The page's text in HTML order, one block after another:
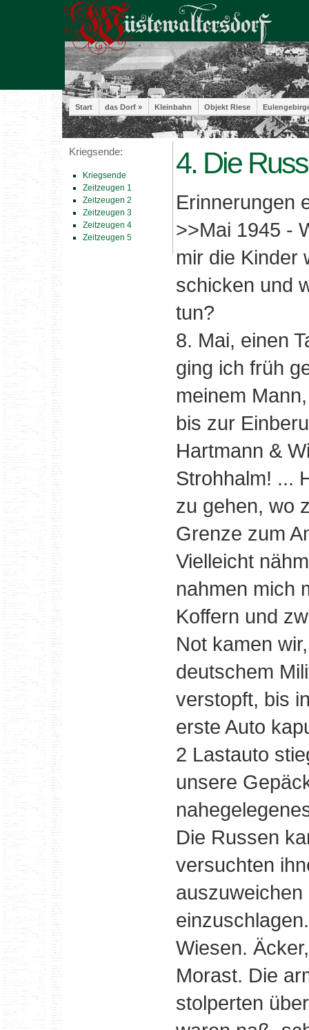
Start das Dorf » Kleinbahn Objekt Riese
Kriegsende:
Kriegsende
Zeitzeugen 1
Zeitzeugen 2
Zeitzeugen 3
Zeitzeugen 4
Zeitzeugen 5
4. Die
Erinnerungen
>>Mai 1945 -
mir die Kinder
schicken und
tun?
8. Mai, einen
ging ich früh
meinem
bis zur
Hartmann &
Strohhalm! ...
zu gehen, wo
Grenze zum
Vielleicht
nahmen mich
Koffern und
Not kamen
deutschem
verstopft, bis
erste Auto
2 Lastauto
unsere
Die Russen
versuchten
Wiesen.
Morast. Die
stolperten